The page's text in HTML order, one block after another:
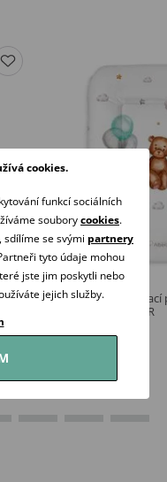
Albero Mio
70x50 (423) DREAMER
329 Kč
Koupit
cookies.
funkcí sociálních
souborycookies.
sdílíme se svými partnery
tyto údaje mohou
jste jim poskytli nebo
jejich služby.